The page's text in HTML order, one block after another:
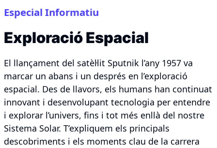
Especial Informatiu
Exploració Espacial
El llançament del satèl·lit Sputnik l’any 1957 va
marcar un abans i un després en l’exploració
espacial. Des de llavors, els humans han continuat
innovant i desenvolupant tecnologia per entendre
i explorar l’univers, fins i tot més enllà del nostre
Sistema Solar. T’expliquem els principals
descobriments i els moments clau de la carrera